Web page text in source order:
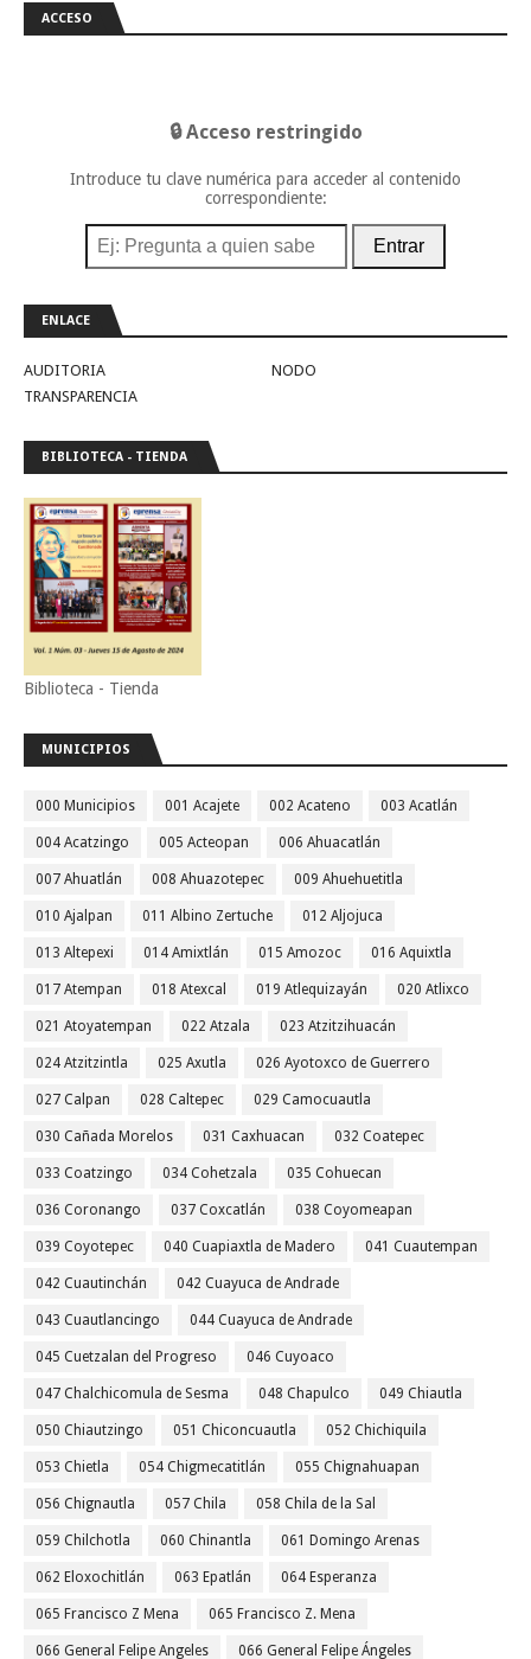
ACCESO
🔒 Acceso restringido
Introduce tu clave numérica para acceder al contenido
correspondiente:
Entrar
ENLACE
AUDITORIA
NODO
TRANSPARENCIA
BIBLIOTECA - TIENDA
Biblioteca - Tienda
MUNICIPIOS
000 Municipios 001 Acajete 002 Acateno 003 Acatlán
004 Acatzingo 005 Acteopan 006 Ahuacatlán
007 Ahuatlán 008 Ahuazotepec 009 Ahuehuetitla
010 Ajalpan 011 Albino Zertuche 012 Aljojuca
013 Altepexi 014 Amixtlán 015 Amozoc 016 Aquixtla
017 Atempan 018 Atexcal 019 Atlequizayán 020 Atlixco
021 Atoyatempan 022 Atzala 023 Atzitzihuacán
024 Atzitzintla 025 Axutla 026 Ayotoxco de Guerrero
027 Calpan 028 Caltepec 029 Camocuautla
030 Cañada Morelos 031 Caxhuacan 032 Coatepec
033 Coatzingo 034 Cohetzala 035 Cohuecan
036 Coronango 037 Coxcatlán 038 Coyomeapan
039 Coyotepec 040 Cuapiaxtla de Madero 041 Cuautempan
042 Cuautinchán 042 Cuayuca de Andrade
043 Cuautlancingo 044 Cuayuca de Andrade
045 Cuetzalan del Progreso 046 Cuyoaco
047 Chalchicomula de Sesma 048 Chapulco 049 Chiautla
050 Chiautzingo 051 Chiconcuautla 052 Chichiquila
053 Chietla 054 Chigmecatitlán 055 Chignahuapan
056 Chignautla 057 Chila 058 Chila de la Sal
059 Chilchotla 060 Chinantla 061 Domingo Arenas
062 Eloxochitlán 063 Epatlán 064 Esperanza
065 Francisco Z Mena 065 Francisco Z. Mena
066 General Felipe Angeles 066 General Felipe Ángeles